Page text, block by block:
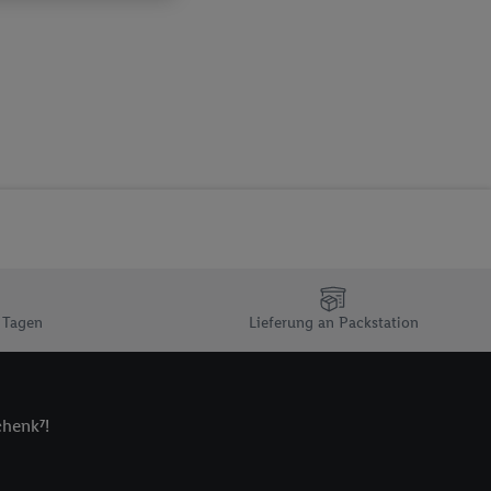
Lieferung an Packstation
verwenden
auszuspielen.
Technologie in
Kennung
zu erfassen.
Dritten betrieben
speziell zur